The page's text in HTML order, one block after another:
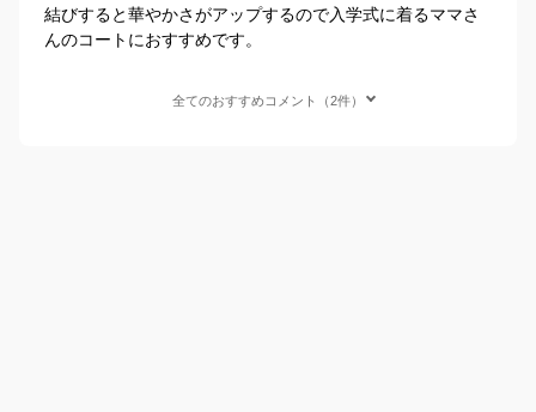
結びすると華やかさがアップするので入学式に着るママさ
んのコートにおすすめです。
全てのおすすめコメント（2件）